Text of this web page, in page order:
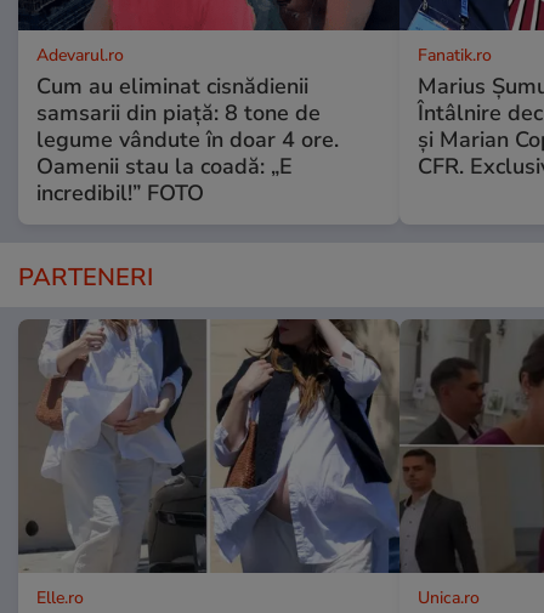
Adevarul.ro
Cum au eliminat cisnădienii
samsarii din piață: 8 tone de
legume vândute în doar 4 ore.
Oamenii stau la coadă: „E
incredibil!” FOTO
Fanatik.ro
Marius
Întâlnire
şi Marian
CFR.
PARTENERI
Elle.ro Unica.ro